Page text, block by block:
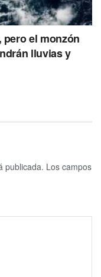
pero el monzón
lluvias y
publicada. Los campos